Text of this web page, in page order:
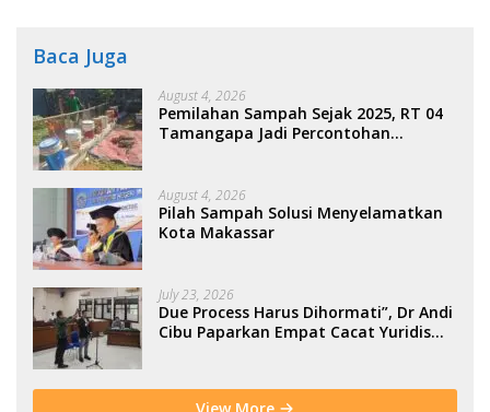
Baca Juga
August 4, 2026
Pemilahan Sampah Sejak 2025, RT 04
Tamangapa Jadi Percontohan
August 4, 2026
Pilah Sampah Solusi Menyelamatkan
Kota Makassar
July 23, 2026
Due Process Harus Dihormati”, Dr Andi
Cibu Paparkan Empat Cacat Yuridis